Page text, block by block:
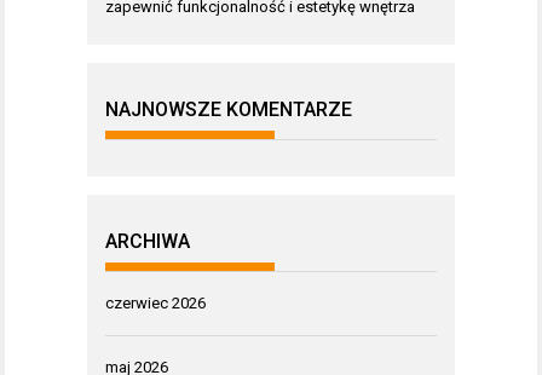
zapewnić funkcjonalność i estetykę wnętrza
NAJNOWSZE KOMENTARZE
ARCHIWA
czerwiec 2026
maj 2026